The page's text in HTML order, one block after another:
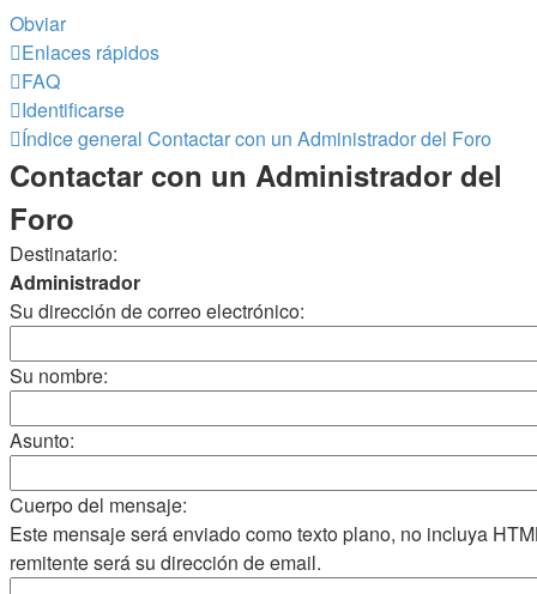
Obviar
Enlaces rápidos
FAQ
Identificarse
Índice general Contactar con un Administrador del Foro
Contactar con un Administrador del
Foro
Destinatario:
Administrador
Su dirección de correo electrónico:
Su nombre:
Asunto:
Cuerpo del mensaje:
Este mensaje será enviado como texto plano, no incluya
remitente será su dirección de email.